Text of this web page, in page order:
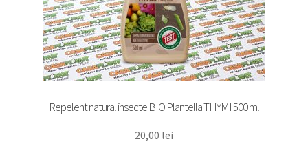
Repelent natural insecte BIO Plantella THYMI 500 ml
20,00 lei